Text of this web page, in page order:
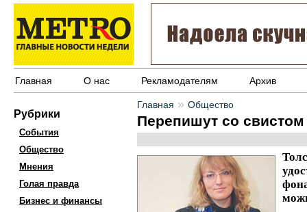
Главная О нас Рекламодателям Архив
Рубрики
События
Общество
Мнения
Голая правда
Бизнес и финансы
Главная » Общество
Перепишут со свистом